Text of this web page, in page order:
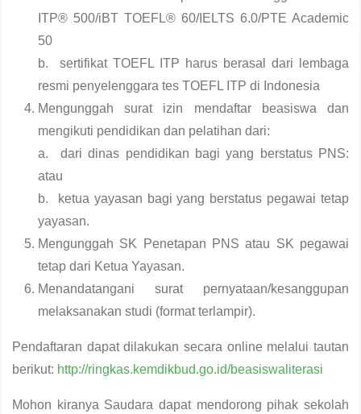
ITP® 500/iBT TOEFL® 60/IELTS 6.0/PTE Academic
50
b. sertifikat TOEFL ITP harus berasal dari lembaga
resmi penyelenggara tes TOEFL ITP di Indonesia
Mengunggah surat izin mendaftar beasiswa dan
mengikuti pendidikan dan pelatihan dari:
a. dari dinas pendidikan bagi yang berstatus PNS:
atau
b. ketua yayasan bagi yang berstatus pegawai tetap
yayasan.
Mengunggah SK Penetapan PNS atau SK pegawai
tetap dari Ketua Yayasan.
Menandatangani surat pernyataan/kesanggupan
melaksanakan studi (format terlampir).
Pendaftaran dapat dilakukan secara online melalui tautan
berikut: http://ringkas.kemdikbud.go.id/beasiswaliterasi
Mohon kiranya Saudara dapat mendorong pihak sekolah